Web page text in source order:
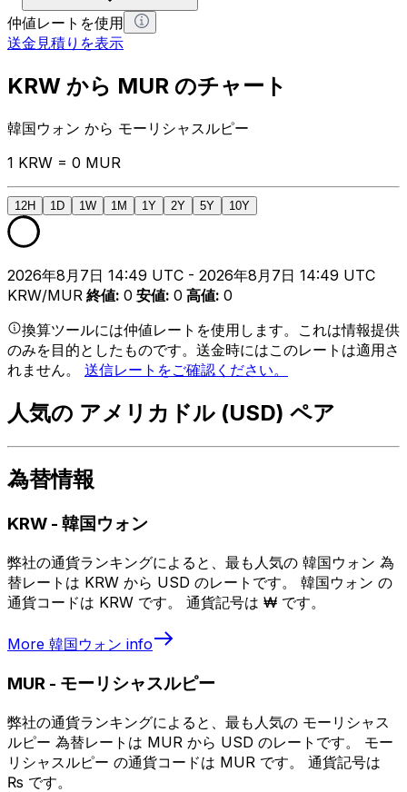
仲値レートを使用
送金見積りを表示
KRW から MUR のチャート
韓国ウォン から モーリシャスルピー
1 KRW = 0 MUR
12H 1D 1W 1M 1Y 2Y 5Y 10Y
2026年8月7日 14:49 UTC - 2026年8月7日 14:49 UTC
KRW/MUR 終値: 0 安値: 0 高値: 0
換算ツールには仲値レートを使用します。これは情報提供
のみを目的としたものです。送金時にはこのレートは適用さ
れません。 送信レートをご確認ください。
人気の アメリカドル (USD) ペア
為替情報
KRW - 韓国ウォン
弊社の通貨ランキングによると、最も人気の 韓国ウォン 為
替レートは KRW から USD のレートです。 韓国ウォン の
通貨コードは KRW です。 通貨記号は ₩ です。
More 韓国ウォン info
MUR - モーリシャスルピー
弊社の通貨ランキングによると、最も人気の モーリシャス
ルピー 為替レートは MUR から USD のレートです。 モー
リシャスルピー の通貨コードは MUR です。 通貨記号は
₨ です。